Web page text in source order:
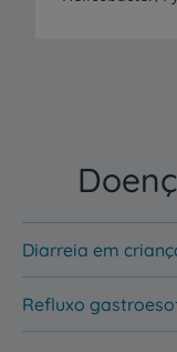
Diarreia em
Refluxo